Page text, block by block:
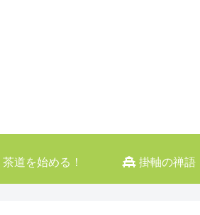
茶道を始める！ 掛軸の禅語